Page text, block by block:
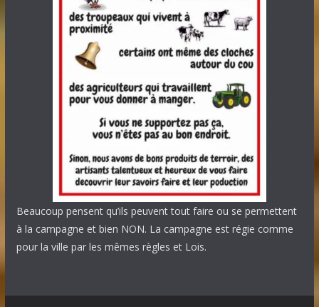
Beaucoup pensent qu’ils peuvent tout faire ou se permettent
à la campagne et bien NON. La campagne est régie comme
pour la ville par les mêmes règles et Lois.